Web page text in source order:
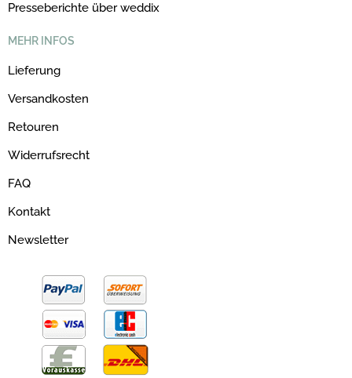
Presseberichte über weddix
MEHR INFOS
Lieferung
Versandkosten
Retouren
Widerrufsrecht
FAQ
Kontakt
Newsletter